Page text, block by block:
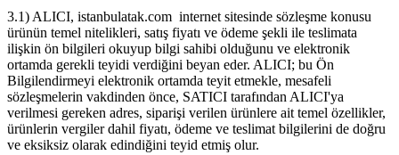
3.1) ALICI, istanbulatak.com internet sitesinde sözleşme konusu
ürünün temel nitelikleri, satış fiyatı ve ödeme şekli ile teslimata
ilişkin ön bilgileri okuyup bilgi sahibi olduğunu ve elektronik
ortamda gerekli teyidi verdiğini beyan eder. ALICI; bu Ön
Bilgilendirmeyi elektronik ortamda teyit etmekle, mesafeli
sözleşmelerin vakdinden önce, SATICI tarafından ALICI'ya
verilmesi gereken adres, siparişi verilen ürünlere ait temel özellikler,
ürünlerin vergiler dahil fiyatı, ödeme ve teslimat bilgilerini de doğru
ve eksiksiz olarak edindiğini teyid etmiş olur.